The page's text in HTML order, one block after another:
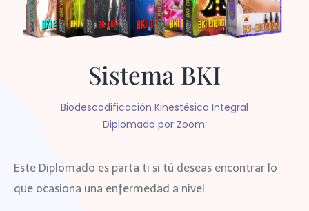
Sistema BKI
Biodescodificación Kinestésica Integral
Diplomado por Zoom.
Este Diplomado es parta ti si tú deseas encontrar lo
que ocasiona una enfermedad a nivel: